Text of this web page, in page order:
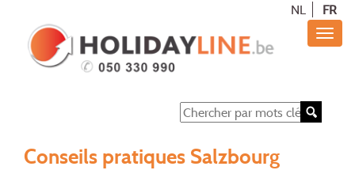
NL FR
Conseils pratiques Salzbourg